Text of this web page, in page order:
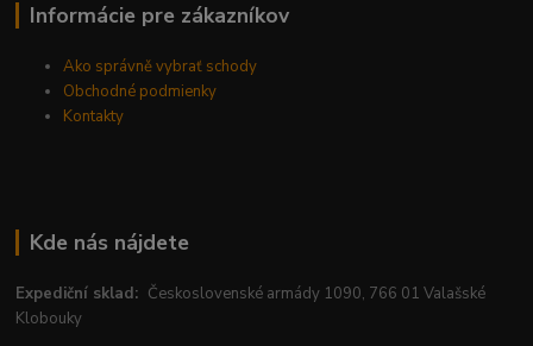
Informácie pre zákazníkov
Ako správně vybrať schody
Obchodné podmienky
Kontakty
Kde nás nájdete
Expediční sklad: Československé armády 1090, 766 01 Valašské
Klobouky